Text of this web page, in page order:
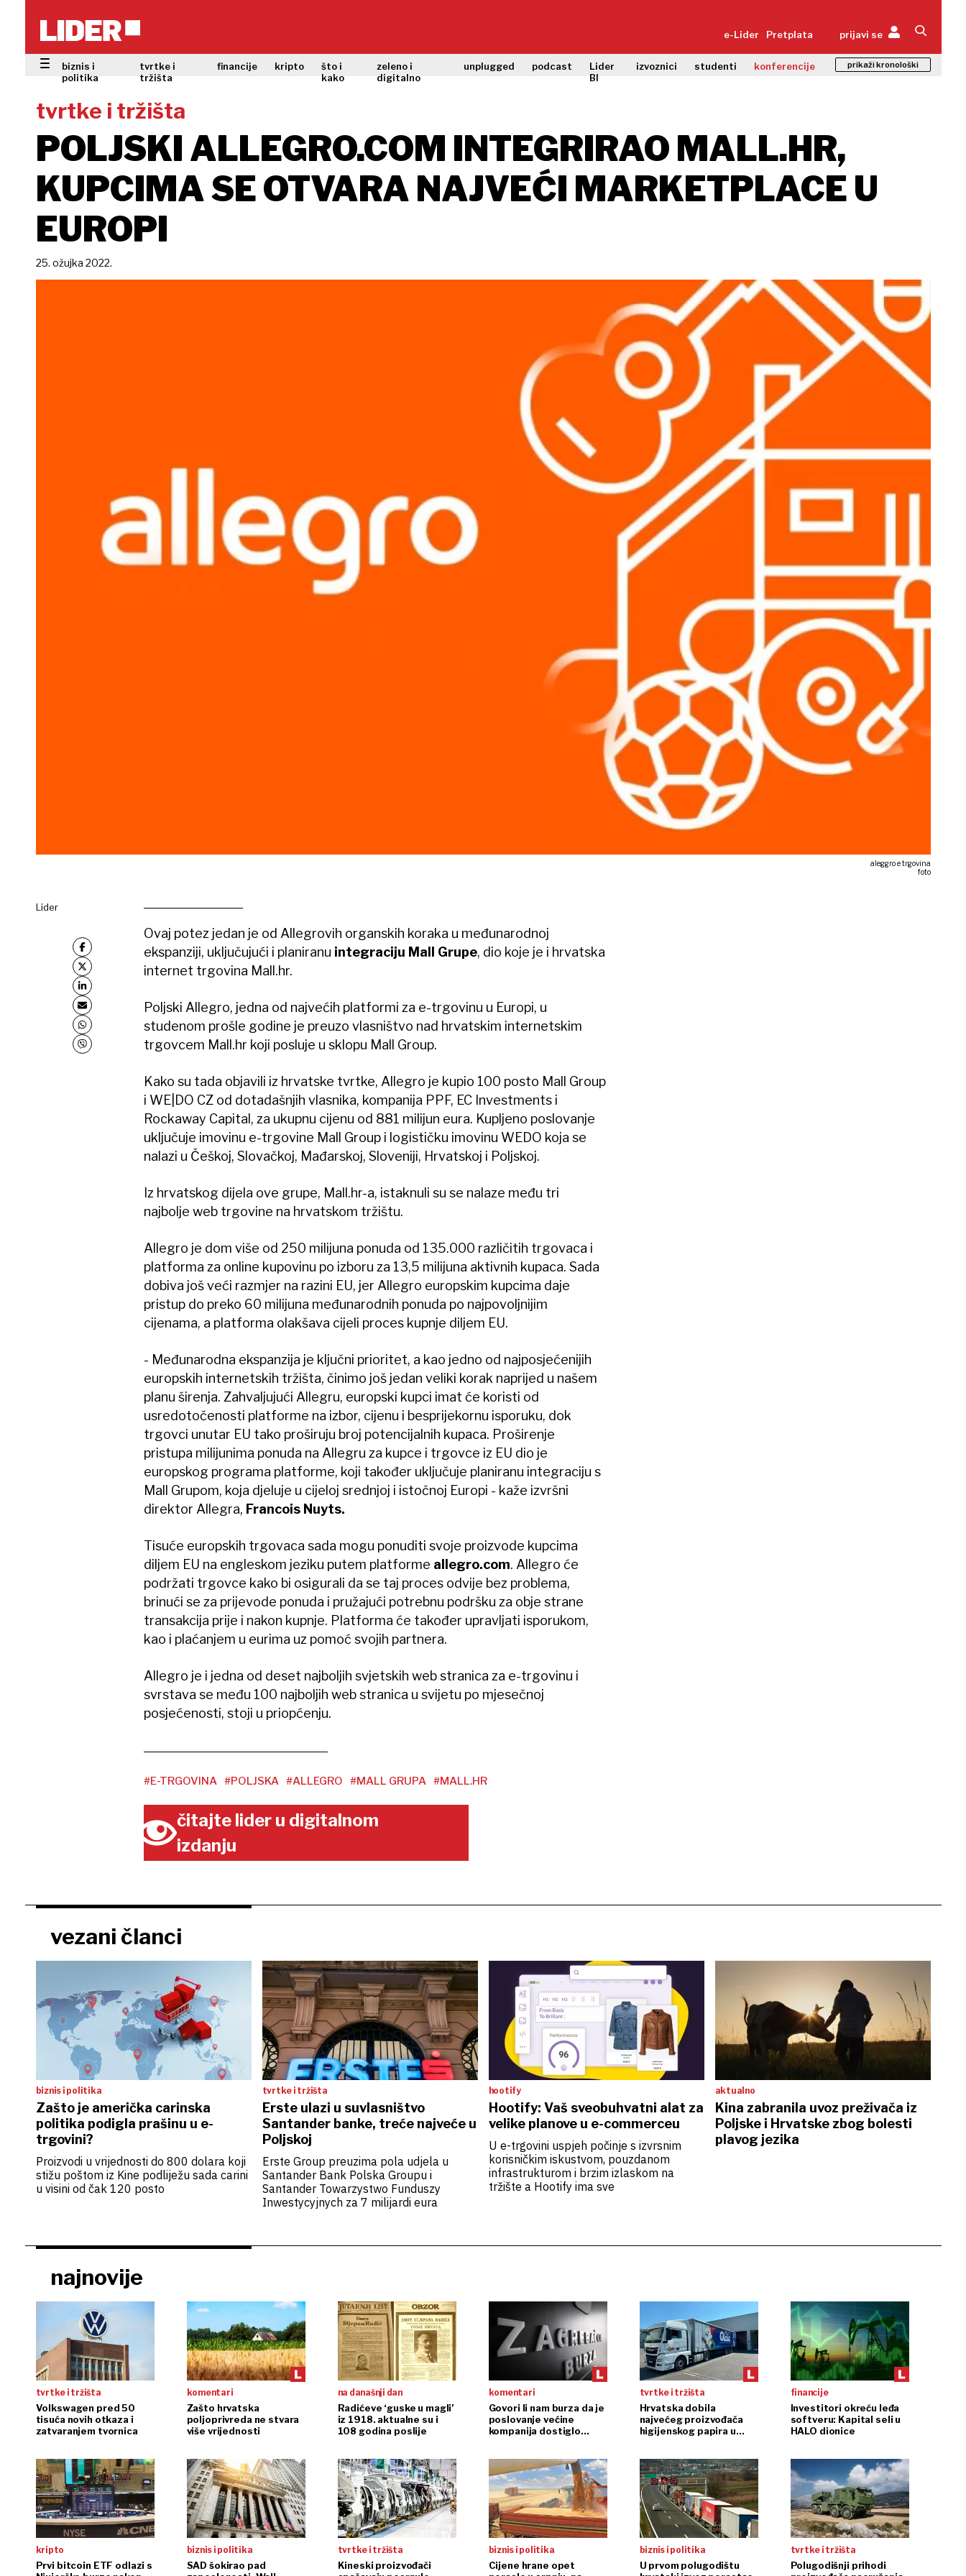
e-Lider Pretplata prijavi se
biznis i
politika
tvrtke i
tržišta
financije kripto
što i
kako
zeleno i
digitalno
unplugged podcast
Lider
BI
izvoznici studenti konferencije prikaži kronološki
tvrtke i tržišta
POLJSKI ALLEGRO.COM INTEGRIRAO MALL.HR,
KUPCIMA SE OTVARA NAJVEĆI MARKETPLACE U
EUROPI
25. ožujka 2022.
aleggro e trgovina
foto
Lider
Ovaj potez jedan je od Allegrovih organskih koraka u međunarodnoj
ekspanziji, uključujući i planiranu integraciju Mall Grupe, dio koje je i hrvatska
internet trgovina Mall.hr.
Poljski Allegro, jedna od najvećih platformi za e-trgovinu u Europi, u
studenom prošle godine je preuzo vlasništvo nad hrvatskim internetskim
trgovcem Mall.hr koji posluje u sklopu Mall Group.
Kako su tada objavili iz hrvatske tvrtke, Allegro je kupio 100 posto Mall Group
i WE|DO CZ od dotadašnjih vlasnika, kompanija PPF, EC Investments i
Rockaway Capital, za ukupnu cijenu od 881 milijun eura. Kupljeno poslovanje
uključuje imovinu e-trgovine Mall Group i logističku imovinu WEDO koja se
nalazi u Češkoj, Slovačkoj, Mađarskoj, Sloveniji, Hrvatskoj i Poljskoj.
Iz hrvatskog dijela ove grupe, Mall.hr-a, istaknuli su se nalaze među tri
najbolje web trgovine na hrvatskom tržištu.
Allegro je dom više od 250 milijuna ponuda od 135.000 različitih trgovaca i
platforma za online kupovinu po izboru za 13,5 milijuna aktivnih kupaca. Sada
dobiva još veći razmjer na razini EU, jer Allegro europskim kupcima daje
pristup do preko 60 milijuna međunarodnih ponuda po najpovoljnijim
cijenama, a platforma olakšava cijeli proces kupnje diljem EU.
- Međunarodna ekspanzija je ključni prioritet, a kao jedno od najposjećenijih
europskih internetskih tržišta, činimo još jedan veliki korak naprijed u našem
planu širenja. Zahvaljujući Allegru, europski kupci imat će koristi od
usredotočenosti platforme na izbor, cijenu i besprijekornu isporuku, dok
trgovci unutar EU tako proširuju broj potencijalnih kupaca. Proširenje
pristupa milijunima ponuda na Allegru za kupce i trgovce iz EU dio je
europskog programa platforme, koji također uključuje planiranu integraciju s
Mall Grupom, koja djeluje u cijeloj srednjoj i istočnoj Europi - kaže izvršni
direktor Allegra, Francois Nuyts.
Tisuće europskih trgovaca sada mogu ponuditi svoje proizvode kupcima
diljem EU na engleskom jeziku putem platforme allegro.com. Allegro će
podržati trgovce kako bi osigurali da se taj proces odvije bez problema,
brinući se za prijevode ponuda i pružajući potrebnu podršku za obje strane
transakcija prije i nakon kupnje. Platforma će također upravljati isporukom,
kao i plaćanjem u eurima uz pomoć svojih partnera.
Allegro je i jedna od deset najboljih svjetskih web stranica za e-trgovinu i
svrstava se među 100 najboljih web stranica u svijetu po mjesečnoj
posjećenosti, stoji u priopćenju.
#E-TRGOVINA #POLJSKA #ALLEGRO #MALL GRUPA #MALL.HR
čitajte lider u digitalnom
izdanju
vezani članci
biznis i politika
Zašto je američka carinska
politika podigla prašinu u e-
trgovini?
Proizvodi u vrijednosti do 800 dolara koji
stižu poštom iz Kine podliježu sada carini
u visini od čak 120 posto
tvrtke i tržišta
Erste ulazi u suvlasništvo
Santander banke, treće najveće u
Poljskoj
Erste Group preuzima pola udjela u
Santander Bank Polska Groupu i
Santander Towarzystwo Funduszy
Inwestycyjnych za 7 milijardi eura
hootify
Hootify: Vaš sveobuhvatni alat za
velike planove u e-commerceu
U e-trgovini uspjeh počinje s izvrsnim
korisničkim iskustvom, pouzdanom
infrastrukturom i brzim izlaskom na
tržište a Hootify ima sve
aktualno
Kina zabranila uvoz preživača iz
Poljske i Hrvatske zbog bolesti
plavog jezika
najnovije
tvrtke i tržišta
Volkswagen pred 50
tisuća novih otkaza i
zatvaranjem tvornica
komentari
Zašto hrvatska
poljoprivreda ne stvara
više vrijednosti
na današnji dan
Radićeve ‘guske u magli’
iz 1918. aktualne su i
108 godina poslije
komentari
Govori li nam burza da je
poslovanje većine
kompanija dostiglo
tvrtke i tržišta
Hrvatska dobila
najvećeg proizvođača
higijenskog papira u
financije
Investitori okreću leđa
softveru: Kapital seli u
HALO dionice
kripto
Prvi bitcoin ETF odlazi s
biznis i politika
SAD šokirao pad
tvrtke i tržišta
Kineski proizvođači
biznis i politika
Cijene hrane opet
biznis i politika
U prvom polugodištu
tvrtke i tržišta
Polugodišnji prihodi